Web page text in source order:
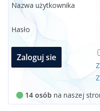
Nazwa użytkownika
Hasło
14 osób na naszej